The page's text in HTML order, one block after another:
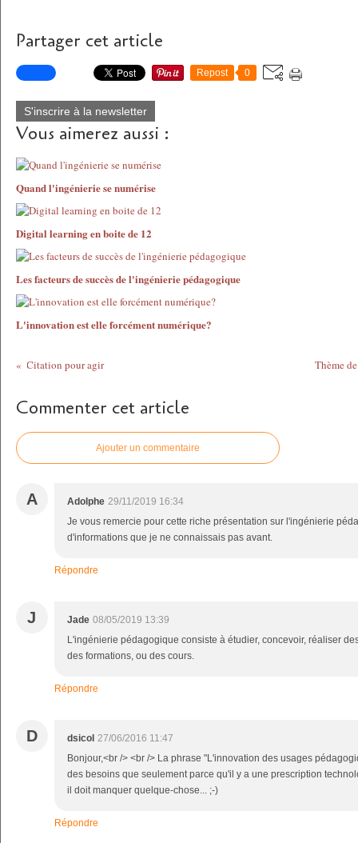
Partager cet article
Repost 0
S'inscrire à la newsletter
Vous aimerez aussi :
Quand l'ingénierie se numérise
Digital learning en boite de 12
Les facteurs de succès de l'ingénierie pédagogique
L'innovation est elle forcément numérique?
Citation pour agir Thème
Commenter cet article
Ajouter un commentaire
A Adolphe 29/11/2019 16:34
Je vous remercie pour cette riche présentation sur l'ingénierie
d'informations que je ne connaissais pas avant.
Répondre
J Jade 08/05/2019 13:39
L'ingénierie pédagogique consiste à étudier, concevoir, réaliser
des formations, ou des cours.
Répondre
D dsicol 27/06/2016 11:47
Bonjour,<br /> <br /> La phrase "L'innovation des usages
des besoins que seulement parce qu'il y a une prescription
il doit manquer quelque-chose... ;-)
Répondre